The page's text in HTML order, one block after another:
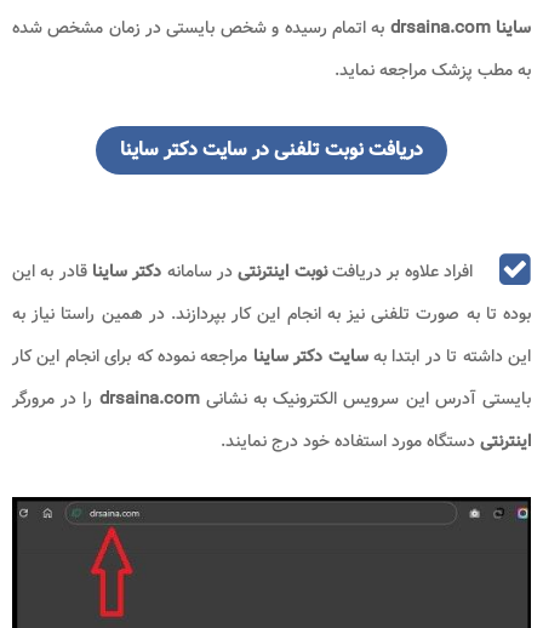
ساینا drsaina.com
به اتمام رسیده و شخص بایستی در زمان مشخص شده
به مطب پزشک مراجعه نماید.
دریافت نوبت تلفنی در سایت دکتر ساینا
افراد علاوه بر دریافتنوبت اینترنتیدر سامانه دکتر ساینا قادر به این
بوده تا به صورت تلفنی نیز به انجام این کار بپردازند. در همین راستا نیاز به
این داشته تا در ابتدا بهسایت دکتر ساینا مراجعه نموده که برای انجام این کار
بایستی آدرس این سرویس الکترونیک به نشانیdrsaina.com را در مرورگر
اینترنتیدستگاه مورد استفاده خود درج نمایند.